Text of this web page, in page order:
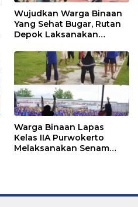
Wujudkan Warga Binaan
Yang Sehat Bugar, Rutan
Depok Laksanakan
Warga Binaan Lapas
Kelas IIA Purwokerto
Melaksanakan Senam